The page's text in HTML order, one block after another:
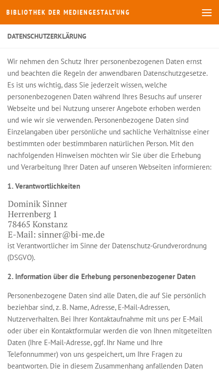
Zum Inhalt springen
BIBLIOTHEK DER MEDIENGESTALTUNG
DATENSCHUTZERKLÄRUNG
Wir nehmen den Schutz Ihrer personenbezogenen Daten ernst
und beachten die Regeln der anwendbaren Datenschutzgesetze.
Es ist uns wichtig, dass Sie jederzeit wissen, welche
personenbezogenen Daten während Ihres Besuchs auf unserer
Webseite und bei Nutzung unserer Angebote erhoben werden
und wie wir sie verwenden. Personenbezogene Daten sind
Einzelangaben über persönliche und sachliche Verhältnisse einer
bestimmten oder bestimmbaren natürlichen Person. Mit den
nachfolgenden Hinweisen möchten wir Sie über die Erhebung
und Verarbeitung Ihrer Daten auf unseren Webseiten informieren:
1. Verantwortlichkeiten
ist Verantwortlicher im Sinne der Datenschutz-Grundverordnung
(DSGVO).
2. Information über die Erhebung personenbezogener Daten
Personenbezogene Daten sind alle Daten, die auf Sie persönlich
beziehbar sind, z. B. Name, Adresse, E-Mail-Adressen,
Nutzerverhalten. Bei Ihrer Kontaktaufnahme mit uns per E-Mail
oder über ein Kontaktformular werden die von Ihnen mitgeteilten
Daten (Ihre E-Mail-Adresse, ggf. Ihr Name und Ihre
Telefonnummer) von uns gespeichert, um Ihre Fragen zu
beantworten. Die in diesem Zusammenhang anfallenden Daten